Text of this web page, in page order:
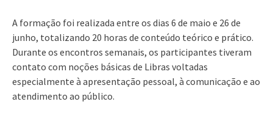
A formação foi realizada entre os dias 6 de maio e 26 de
junho, totalizando 20 horas de conteúdo teórico e prático.
Durante os encontros semanais, os participantes tiveram
contato com noções básicas de Libras voltadas
especialmente à apresentação pessoal, à comunicação e ao
atendimento ao público.